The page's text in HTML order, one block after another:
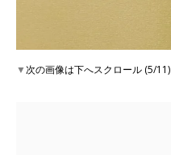
▼次の画像は下へスクロール (5/11)